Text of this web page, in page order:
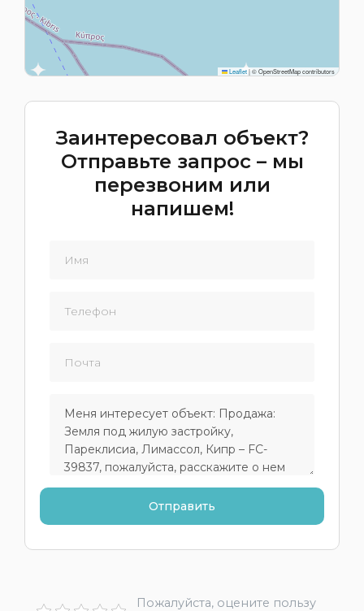
Leaflet|© OpenStreetMap contributors
Заинтересовал объект?
Отправьте запрос – мы
перезвоним или
напишем!
Пожалуйста, оцените пользу